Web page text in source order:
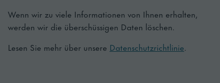
Wenn wir zu viele Informationen von Ihnen erhalten,
werden wir die überschüssigen Daten löschen.
Lesen Sie mehr über unsere Datenschutzrichtlinie.